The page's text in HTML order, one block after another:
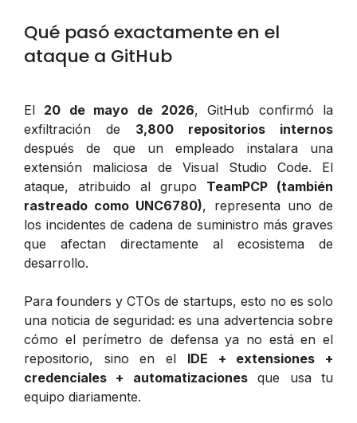
Qué pasó exactamente en el
ataque a GitHub
El 20 de mayo de 2026, GitHub confirmó la
exfiltración de 3,800 repositorios internos
después de que un empleado instalara una
extensión maliciosa de Visual Studio Code. El
ataque, atribuido al grupo TeamPCP (también
rastreado como UNC6780), representa uno de
los incidentes de cadena de suministro más graves
que afectan directamente al ecosistema de
desarrollo.
Para founders y CTOs de startups, esto no es solo
una noticia de seguridad: es una advertencia sobre
cómo el perímetro de defensa ya no está en el
repositorio, sino en el IDE + extensiones +
credenciales + automatizacionesque usa tu
equipo diariamente.